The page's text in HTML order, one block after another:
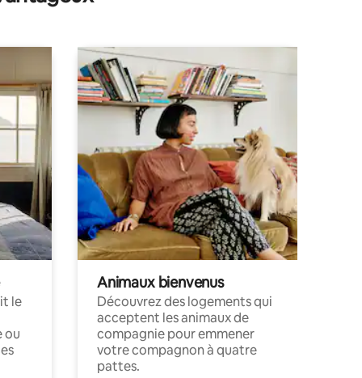
le
ou
Animaux bienvenus
Découvrez des logements qui
acceptent les animaux de
compagnie pour emmener
votre compagnon à quatre
pattes.